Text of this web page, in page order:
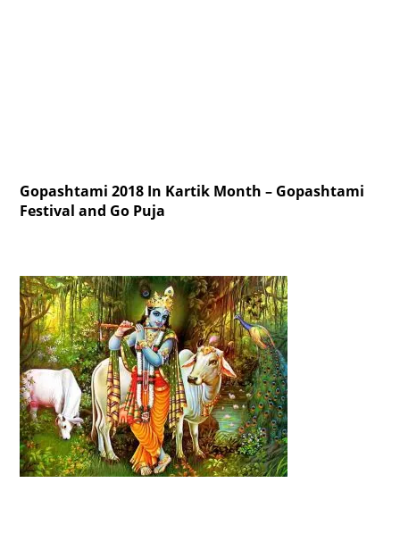
Gopashtami 2018 In Kartik Month – Gopashtami
Festival and Go Puja